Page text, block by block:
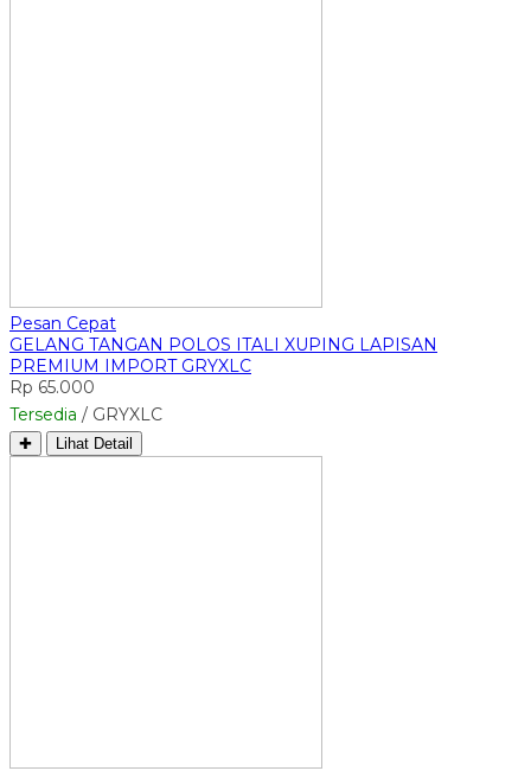
Pesan Cepat
GELANG TANGAN POLOS ITALI XUPING LAPISAN
PREMIUM IMPORT GRYXLC
Rp 65.000
Tersedia / GRYXLC
✚ Lihat Detail